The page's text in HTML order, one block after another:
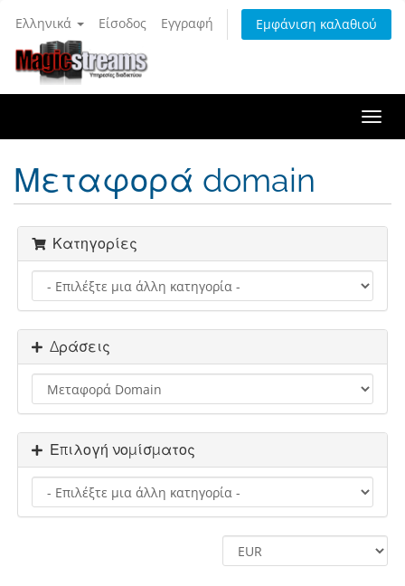
Ελληνικά Είσοδος Εγγραφή Εμφάνιση καλαθιού
Μεταφορά domain
Κατηγορίες
Δράσεις
Επιλογή νομίσματος